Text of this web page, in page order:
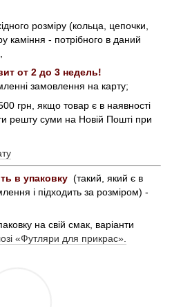
розміру (кольца, цепочки,
каміння - потрібного в даний
от 2 до 3 недель!
замовлення на карту;
грн, якщо товар є в наявності
решту суми на Новій Пошті при
в упаковку (такий, який є в
і підходить за розміром) -
на свій смак, варіанти
«Футляри для прикрас».